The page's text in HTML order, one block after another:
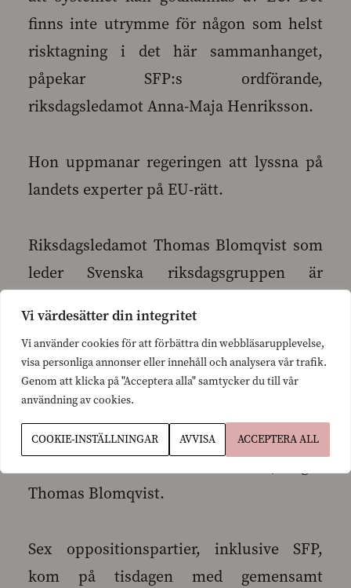
Vi värdesätter din integritet
Vi använder cookies för att förbättra din webbläsarupplevelse,
visa personliga annonser eller innehåll och analysera vår trafik.
Genom att klicka på "Acceptera alla" samtycker du till vår
användning av cookies.
COOKIE-INSTÄLLNINGAR AVVISA ACCEPTERA ALL
finns inte utrymme för någon som helst
risktagning i det här sammanhanget,
påpekar SFP:s ordförande,
riksdagsledamot Anna-Maja Henriksson.
Hon uppmanar regeringen att lyssna på
landets experter på EU-rätt.
Riksdagsledamot Thomas Blomqvist som
leder Svenska riksdagsgruppen är
− Människornas vårdbehov måste sättas i
första rummet. Med en så här omfattande
reform måste regeringen åtminstone låta
bli att med öppna ögon köra på grynnor
Thomas Blomqvist.
Sex oppositionspartier, inklusive SFP,
kom på tisdagen med gemensamt